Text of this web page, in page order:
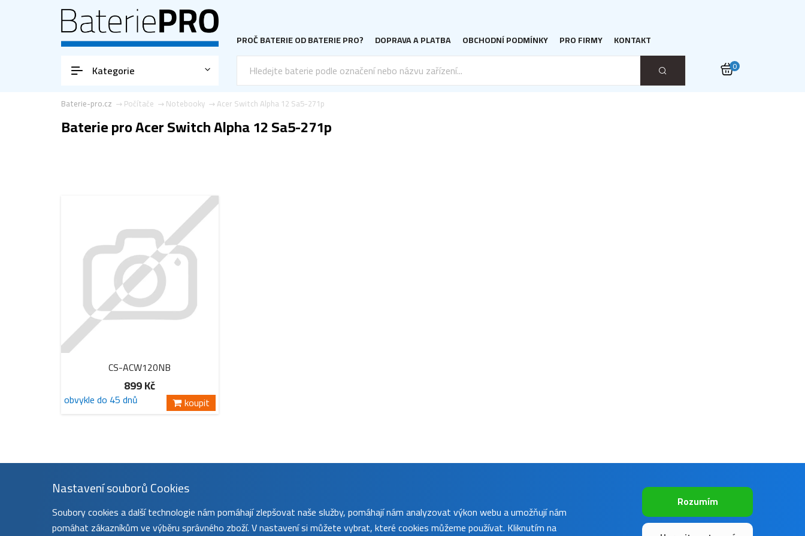
PROČ BATERIE OD BATERIE PRO? DOPRAVA A PLATBA OBCHODNÍ PODMÍNKY PRO FIRMY KONTAKT
Kategorie 0
Acer Switch Alpha 12 Sa5-271p
Notebooky
Počítače
Baterie-pro.cz
Baterie pro Acer Switch Alpha 12 Sa5-271p
CS-ACW120NB
899 Kč
obvykle do 45 dnů koupit
Nastavení souborů Cookies
Soubory cookies a další technologie nám pomáhají zlepšovat naše služby, pomáhají nám analyzovat výkon webu a umožňují nám
pomáhat zákazníkům ve výběru správného zboží. V nastavení si můžete vybrat, které cookies můžeme používat. Kliknutím na
Rozumím